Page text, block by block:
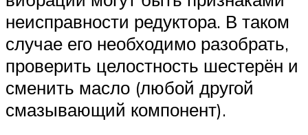
неисправности редуктора. В таком
случае его необходимо разобрать,
проверить целостность шестерён и
сменить масло (любой другой
смазывающий компонент).